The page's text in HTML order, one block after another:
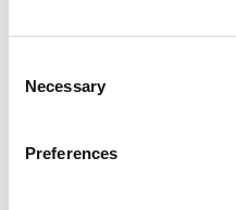
Selection
Necessary
Preferences